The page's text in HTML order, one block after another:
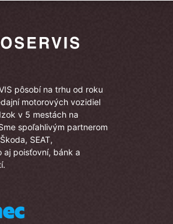
pôsobí na trhu od roku
motorových vozidiel
v 5 mestách na
spoľahlivým partnerom
SEAT,
aj poisťovní, bánk a